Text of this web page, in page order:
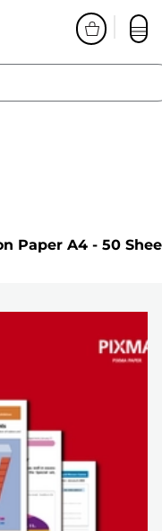
Paper A4 - 50